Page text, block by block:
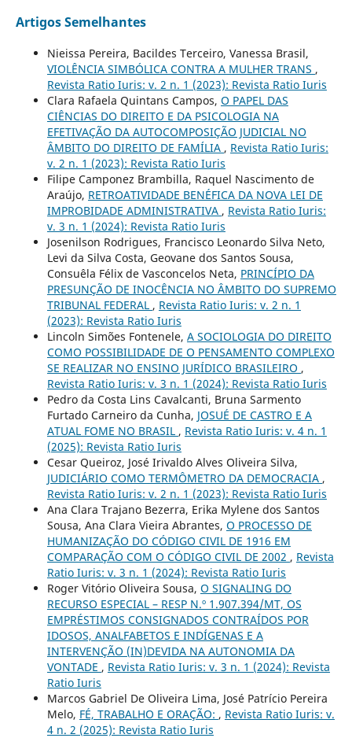
Artigos Semelhantes
Nieissa Pereira, Bacildes Terceiro, Vanessa Brasil,
VIOLÊNCIA SIMBÓLICA CONTRA A MULHER TRANS ,
Revista Ratio Iuris: v. 2 n. 1 (2023): Revista Ratio Iuris
Clara Rafaela Quintans Campos, O PAPEL DAS
CIÊNCIAS DO DIREITO E DA PSICOLOGIA NA
EFETIVAÇÃO DA AUTOCOMPOSIÇÃO JUDICIAL NO
ÂMBITO DO DIREITO DE FAMÍLIA , Revista Ratio Iuris:
v. 2 n. 1 (2023): Revista Ratio Iuris
Filipe Camponez Brambilla, Raquel Nascimento de
Araújo, RETROATIVIDADE BENÉFICA DA NOVA LEI DE
IMPROBIDADE ADMINISTRATIVA , Revista Ratio Iuris:
v. 3 n. 1 (2024): Revista Ratio Iuris
Josenilson Rodrigues, Francisco Leonardo Silva Neto,
Levi da Silva Costa, Geovane dos Santos Sousa,
Consuêla Félix de Vasconcelos Neta, PRINCÍPIO DA
PRESUNÇÃO DE INOCÊNCIA NO ÂMBITO DO SUPREMO
TRIBUNAL FEDERAL , Revista Ratio Iuris: v. 2 n. 1
(2023): Revista Ratio Iuris
Lincoln Simões Fontenele, A SOCIOLOGIA DO DIREITO
COMO POSSIBILIDADE DE O PENSAMENTO COMPLEXO
SE REALIZAR NO ENSINO JURÍDICO BRASILEIRO ,
Revista Ratio Iuris: v. 3 n. 1 (2024): Revista Ratio Iuris
Pedro da Costa Lins Cavalcanti, Bruna Sarmento
Furtado Carneiro da Cunha, JOSUÉ DE CASTRO E A
ATUAL FOME NO BRASIL , Revista Ratio Iuris: v. 4 n. 1
(2025): Revista Ratio Iuris
Cesar Queiroz, José Irivaldo Alves Oliveira Silva,
JUDICIÁRIO COMO TERMÔMETRO DA DEMOCRACIA ,
Revista Ratio Iuris: v. 2 n. 1 (2023): Revista Ratio Iuris
Ana Clara Trajano Bezerra, Erika Mylene dos Santos
Sousa, Ana Clara Vieira Abrantes, O PROCESSO DE
HUMANIZAÇÃO DO CÓDIGO CIVIL DE 1916 EM
COMPARAÇÃO COM O CÓDIGO CIVIL DE 2002 , Revista
Ratio Iuris: v. 3 n. 1 (2024): Revista Ratio Iuris
Roger Vitório Oliveira Sousa, O SIGNALING DO
RECURSO ESPECIAL – RESP N.º 1.907.394/MT, OS
EMPRÉSTIMOS CONSIGNADOS CONTRAÍDOS POR
IDOSOS, ANALFABETOS E INDÍGENAS E A
INTERVENÇÃO (IN)DEVIDA NA AUTONOMIA DA
VONTADE , Revista Ratio Iuris: v. 3 n. 1 (2024): Revista
Ratio Iuris
Marcos Gabriel De Oliveira Lima, José Patrício Pereira
Melo, FÉ, TRABALHO E ORAÇÃO: , Revista Ratio Iuris: v.
4 n. 2 (2025): Revista Ratio Iuris